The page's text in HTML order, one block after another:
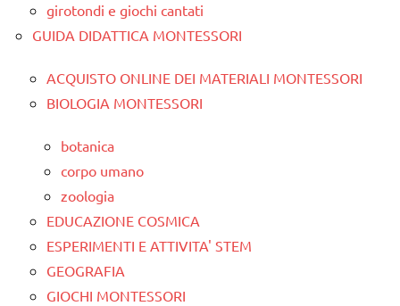
girotondi e giochi cantati
GUIDA DIDATTICA MONTESSORI
ACQUISTO ONLINE DEI MATERIALI MONTESSORI
BIOLOGIA MONTESSORI
botanica
corpo umano
zoologia
EDUCAZIONE COSMICA
ESPERIMENTI E ATTIVITA' STEM
GEOGRAFIA
GIOCHI MONTESSORI